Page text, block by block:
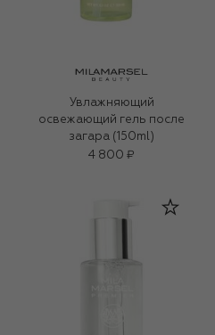
Увлажняющий
освежающий гель после
загара (150ml)
4 800 ₽